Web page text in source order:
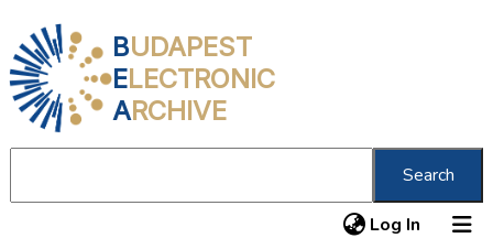
BUDAPEST
ELECTRONIC
ARCHIVE
Search
Log In (current)